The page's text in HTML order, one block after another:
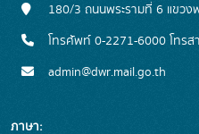
180/3 ถนนพระรามที่ 6 แขว
โทรศัพท์ 0-2271-6000 โทร
admin@dwr.mail.go.th
ภาษา